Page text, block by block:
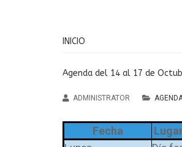
INICIO
Agenda del 14 al 17 de
ADMINISTRATOR
Fecha